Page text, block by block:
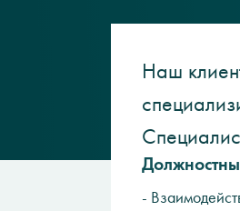
Наш
-